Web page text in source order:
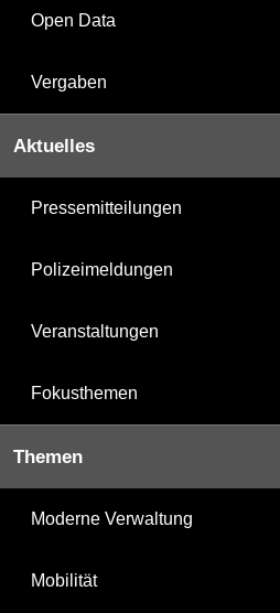
Open Data
Vergaben
Aktuelles
Pressemitteilungen
Polizeimeldungen
Veranstaltungen
Fokusthemen
Themen
Moderne Verwaltung
Mobilität